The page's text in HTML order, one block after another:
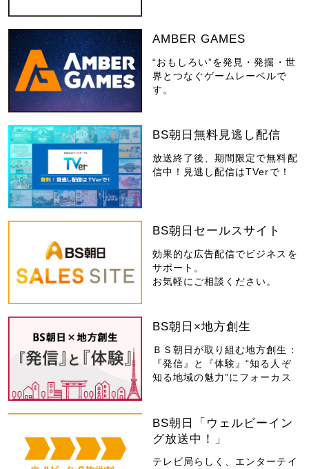
AMBER GAMES
“おもしろい”を発見・発掘・世
界とつなぐゲームレーベルで
す。
BS朝日無料見逃し配信
放送終了後、期間限定で無料配
信中！見逃し配信はTVerで！
BS朝日セールスサイト
効果的な広告配信でビジネスを
サポート。
お気軽にご相談ください。
BS朝日×地方創生
ＢＳ朝日が取り組む地方創生：
『発信』と『体験』“知る人ぞ
知る地域の魅力”にフォーカス
BS朝日「ウェルビーイン
グ放送中！」
テレビ局らしく、エンターテイ